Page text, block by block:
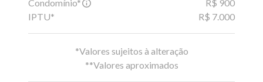
Condomínio*
R$ 900
IPTU*
R$ 7.000
*Valores sujeitos à alteração
**Valores aproximados